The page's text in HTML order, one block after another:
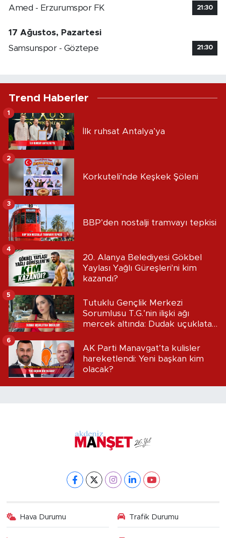
Amed - Erzurumspor FK 21:30
17 Ağustos, Pazartesi
Samsunspor - Göztepe
21:30
Trend Haberler
İlk ruhsat Antalya’ya
1
Korkuteli’nde Keşkek Şöleni
2
BBP’den nostalji tramvayı tepkisi
3
20. Alanya Belediyesi Gökbel
Yaylası Yağlı Güreşleri'ni kim
kazandı?
4
Tutuklu Gençlik Merkezi
Sorumlusu T.G.’nin ilişki ağı
mercek altında: Dudak uçuklatan
5
AK Parti Manavgat’ta kulisler
hareketlendi: Yeni başkan kim
olacak?
6
Hava Durumu Trafik Durumu